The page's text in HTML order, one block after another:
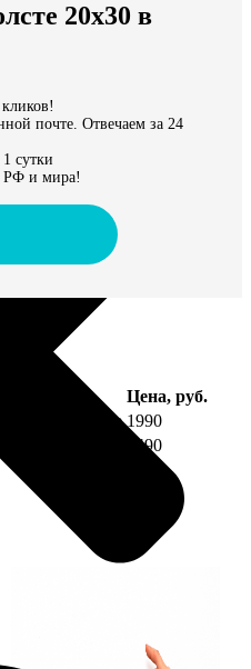
20х30 в
почте. Отвечаем за 24
сутки
РФ и мира!
Цена, руб.
на подрамнике 1990
раме
4490